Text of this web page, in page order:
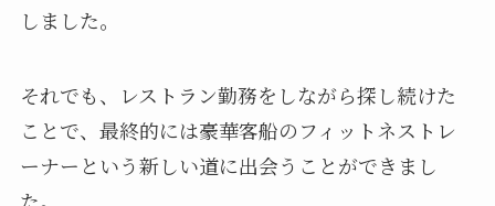
しました。
それでも、レストラン勤務をしながら探し続けた
ことで、最終的には豪華客船のフィットネストレ
ーナーという新しい道に出会うことができまし
た。